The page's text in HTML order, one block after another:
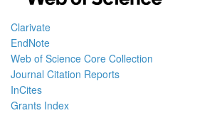
Clarivate
EndNote
Web of Science Core Collection
Journal Citation Reports
InCites
Grants Index